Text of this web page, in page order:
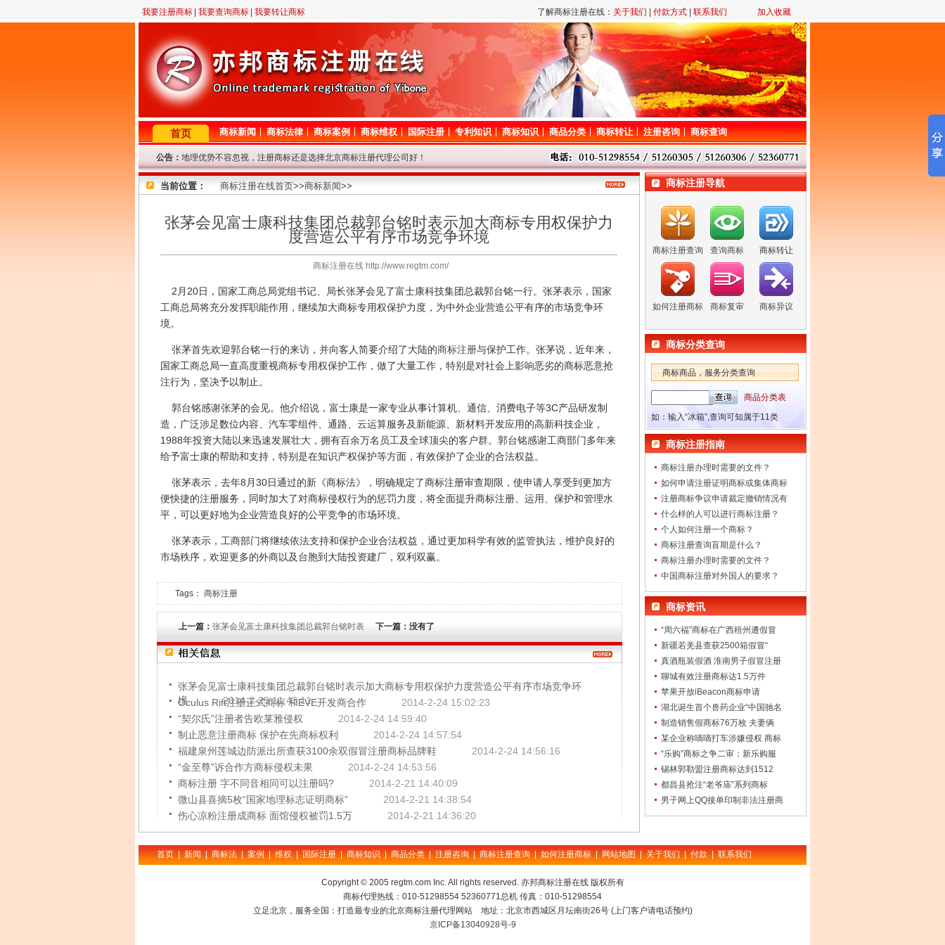
我要注册商标 我要查询商标 我要转让商标 了解商标注册在线： 关于我们 付款方式 联系我们 加入收藏
首页 商标新闻 商标法律 商标案例 商标维权 国际注册 专利知识 商标知识 商品分类 商标转让 注册咨询 商标查询
公告： 地理优势不容忽视，注册商标还是选择北京商标注册代理公司好！
2月23日晚11点至12点，机房线路调整，短暂影响对商标网的访问，请谅解！
因查询咨询量大，提交查询商标信息后请耐心等待，我们争取尽快查询！
8年商标代理资历，欢迎来电垂询！
因国庆节放假，9.29-10.7号商标局停办一切业务，着急的客户请从速！
当前位置： 商标注册在线首页>>商标新闻>>
张茅会见富士康科技集团总裁郭台铭时表示加大商标专用权保护力
度营造公平有序市场竞争环境
商标注册在线 http://www.regtm.com/
2月20日，国家工商总局党组书记、局长张茅会见了富士康科技集团总裁郭台铭一行。张茅表示，国家
工商总局将充分发挥职能作用，继续加大商标专用权保护力度，为中外企业营造公平有序的市场竞争环
境。
张茅首先欢迎郭台铭一行的来访，并向客人简要介绍了大陆的商标注册与保护工作。张茅说，近年来，
国家工商总局一直高度重视商标专用权保护工作，做了大量工作，特别是对社会上影响恶劣的商标恶意抢
注行为，坚决予以制止。
郭台铭感谢张茅的会见。他介绍说，富士康是一家专业从事计算机、通信、消费电子等3C产品研发制
造，广泛涉足数位内容、汽车零组件、通路、云运算服务及新能源、新材料开发应用的高新科技企业，
1988年投资大陆以来迅速发展壮大，拥有百余万名员工及全球顶尖的客户群。郭台铭感谢工商部门多年来
给予富士康的帮助和支持，特别是在知识产权保护等方面，有效保护了企业的合法权益。
张茅表示，去年8月30日通过的新《商标法》，明确规定了商标注册审查期限，使申请人享受到更加方
便快捷的注册服务，同时加大了对商标侵权行为的惩罚力度，将全面提升商标注册、运用、保护和管理水
平，可以更好地为企业营造良好的公平竞争的市场环境。
张茅表示，工商部门将继续依法支持和保护企业合法权益，通过更加科学有效的监管执法，维护良好的
市场秩序，欢迎更多的外商以及台胞到大陆投资建厂，双利双赢。
Tags： 商标注册
上一篇： 张茅会见富士康科技集团总裁郭台铭时表 下一篇：没有了
张茅会见富士康科技集团总裁郭台铭时表示加大商标专用权保护力度营造公平有序市场竞争环
境
2014-2-25 11:43:11
Oculus Rift注册正式商标 和EVE开发商合作
2014-2-24 15:02:23
“契尔氏”注册者告欧莱雅侵权
2014-2-24 14:59:40
制止恶意注册商标 保护在先商标权利
2014-2-24 14:57:54
福建泉州莲城边防派出所查获3100余双假冒注册商标品牌鞋
2014-2-24 14:56:16
“金至尊”诉合作方商标侵权未果
2014-2-24 14:53:56
商标注册 字不同音相同可以注册吗?
2014-2-21 14:40:09
微山县喜摘5枚“国家地理标志证明商标”
2014-2-21 14:38:54
伤心凉粉注册成商标 面馆侵权被罚1.5万
2014-2-21 14:36:20
商标注册导航
商标注册查询 查询商标 商标转让
如何注册商标 商标复审 商标异议
商标分类查询
商标商品，服务分类查询
商品分类表
如：输入“冰箱”,查询可知属于11类
商标注册指南
商标注册办理时需要的文件？
如何申请注册证明商标或集体商标
注册商标争议申请裁定撤销情况有
什么样的人可以进行商标注册？
个人如何注册一个商标？
商标注册查询盲期是什么？
商标注册办理时需要的文件？
中国商标注册对外国人的要求？
商标资讯
“周六福”商标在广西梧州遭假冒
新疆若羌县查获2500箱假冒“
真酒瓶装假酒 淮南男子假冒注册
聊城有效注册商标达1.5万件
苹果开放iBeacon商标申请
湖北诞生首个兽药企业“中国驰名
制造销售假商标76万枚 夫妻俩
某企业称嘀嘀打车涉嫌侵权 商标
“乐购”商标之争二审：新乐购服
锡林郭勒盟注册商标达到1512
都昌县抢注“老爷庙”系列商标
男子网上QQ接单印制非法注册商
首页 | 新闻 | 商标法 | 案例 | 维权 | 国际注册 | 商标知识 | 商品分类 | 注册咨询 | 商标注册查询 | 如何注册商标 | 网站地图 | 关于我们 | 付款 | 联系我们
Copyright © 2005 regtm.com Inc. All rights reserved. 亦邦商标注册在线 版权所有
商标代理热线：010-51298554 52360771总机 传真：010-51298554
立足北京，服务全国：打造最专业的北京商标注册代理网站 地址：北京市西城区月坛南街26号 (上门客户请电话预约)
京ICP备13040928号-9